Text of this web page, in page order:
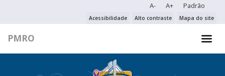
A- A+ Padrão
Acessibilidade Alto contraste Mapa do site
PMRO
PESQUISAR NO PORTAL
PESQUISAR